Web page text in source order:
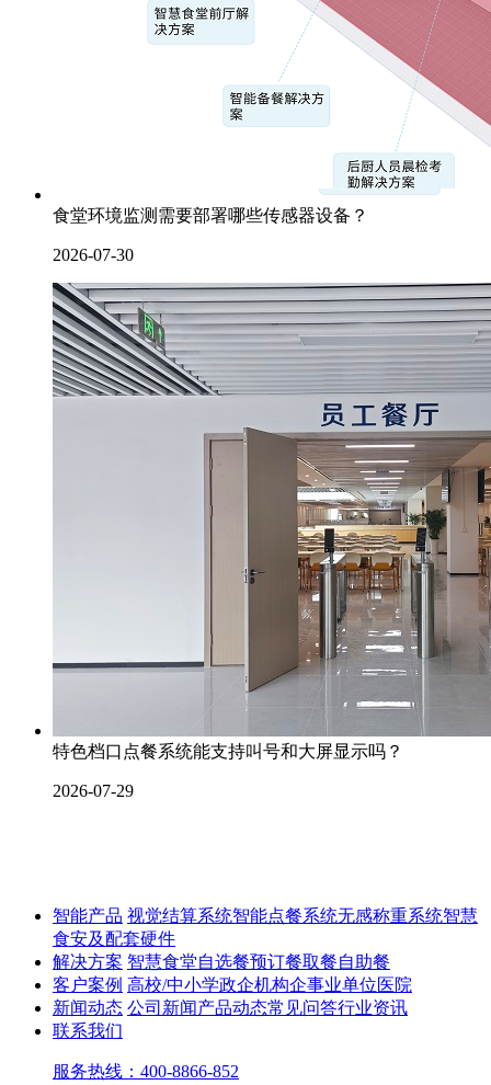
食堂环境监测需要部署哪些传感器设备？
2026-07-30
特色档口点餐系统能支持叫号和大屏显示吗？
2026-07-29
智能产品 视觉结算系统智能点餐系统无感称重系统智慧
食安及配套硬件
解决方案 智慧食堂自选餐预订餐取餐自助餐
客户案例 高校/中小学政企机构企事业单位医院
新闻动态 公司新闻产品动态常见问答行业资讯
联系我们
服务热线：400-8866-852